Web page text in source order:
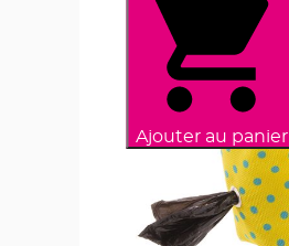
Ajouter au panier